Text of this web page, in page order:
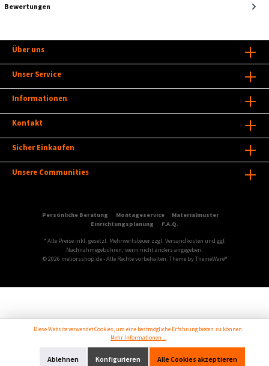
Bewertungen
Über uns
Unser Service
Informationen
Kontakt
Sicher Einkaufen
Unsere Communities
Persönliche Beratung Montageservice
Materialmuster
Einrichtungsplanung
F.A.Q.
* Alle Preise inkl. gesetzl. Mehrwertsteuer zzgl. Versandkosten und ggf.
Nachnahmegebühren, wenn nicht anders angegeben.
© 2026 meliorsshop.de - Alle Rechte vorbehalten. Theme byThemeWare®
Diese Website verwendet Cookies, um eine bestmögliche Erfahrung bieten zu können.
Mehr Informationen ...
Ablehnen Konfigurieren Alle Cookies akzeptieren